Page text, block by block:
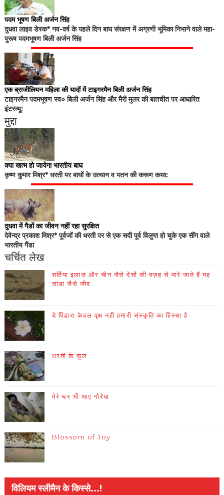
पदम भूषण बिली अर्जन सिंह
दुधवा लाइव डेस्क* नव-वर्ष के पहले दिन बाघ संरक्षण में अग्रणी भूमिका निभाने वाले महा-
पुरूष पदमभूषण बिली अर्जन सिंह
एक ब्राजीलियन महिला की यादों में टाइगरमैन बिली अर्जन सिंह
टाइगरमैन पदमभूषण स्व० बिली अर्जन सिंह और मैरी मुलर की बातचीत पर आधारित
इंटरव्यू:
मुद्दा
क्या खत्म हो जायेगा भारतीय बाघ
कृष्ण कुमार मिश्र* धरती पर बाघों के उत्थान व पतन की करूण कथा:
दुधवा में गैडों का जीवन नहीं रहा सुरक्षित
देवेन्द्र प्रकाश मिश्र* पूर्वजों की धरती पर से एक सदी पूर्व विलुप्त हो चुके एक सींग वाले
भारतीय गैंडा
चर्चित लेख
शर्तिया इलाज़ और चीन जैसे देशों की वज़ह से मारे जाते हैं यह
सांडा जैसे जीव
ये पिंडारा केवल वृक्ष नही हमारी संस्कृति का हिस्सा है
धरती के फूल
मेरे घर भी आए गौरैया
Blossom of Joy
विलियम स्लीमैन के किस्से...!